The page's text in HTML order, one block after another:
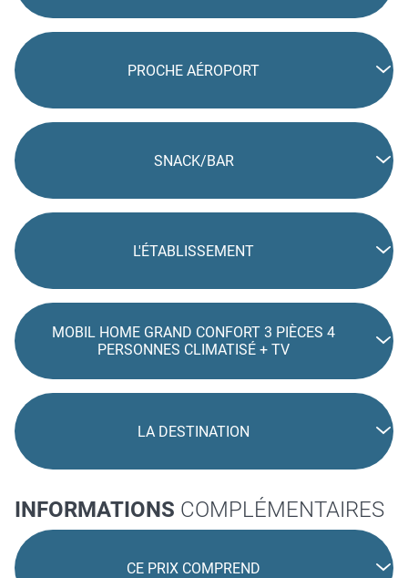
PROCHE AÉROPORT
SNACK/BAR
L'ÉTABLISSEMENT
MOBIL HOME GRAND CONFORT 3 PIÈCES 4
PERSONNES CLIMATISÉ + TV
LA DESTINATION
INFORMATIONS COMPLÉMENTAIRES
CE PRIX COMPREND